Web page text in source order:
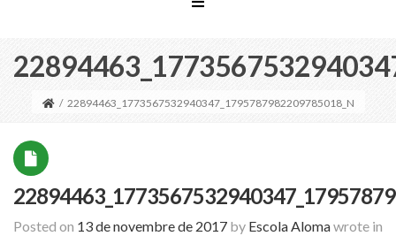
/ 22894463_1773567532940347_1795787982209785018_N
Posted on 13 de novembre de 2017 by Escola Alomawrote in